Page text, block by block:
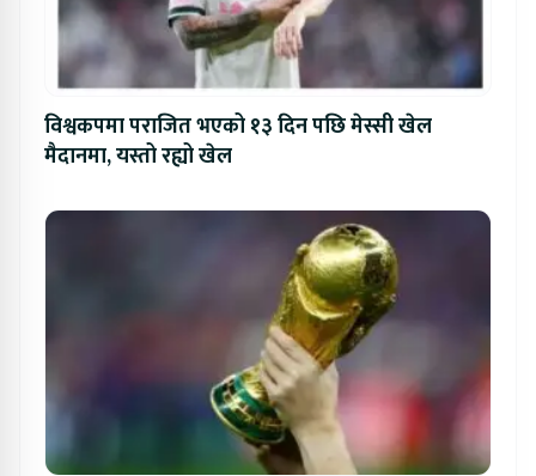
विश्वकपमा पराजित भएको १३ दिन पछि मेस्सी खेल
मैदानमा, यस्तो रह्यो खेल